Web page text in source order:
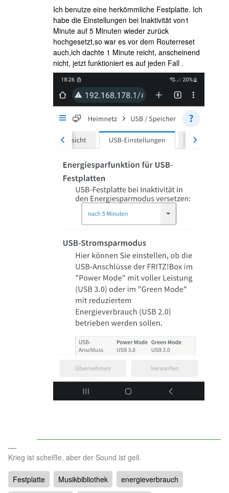
Ich benutze eine herkömmliche Festplatte. Ich
habe die Einstellungen bei Inaktivität von1
Minute auf 5 Minuten wieder zurück
hochgesetzt,so war es vor dem Routerreset
auch,ich dachte 1 Minute reicht, anscheinend
nicht, jetzt funktioniert es auf jeden Fall .
Krieg ist scheiße, aber der Sound ist geil.
Festplatte Musikbibliothek
energieverbrauch